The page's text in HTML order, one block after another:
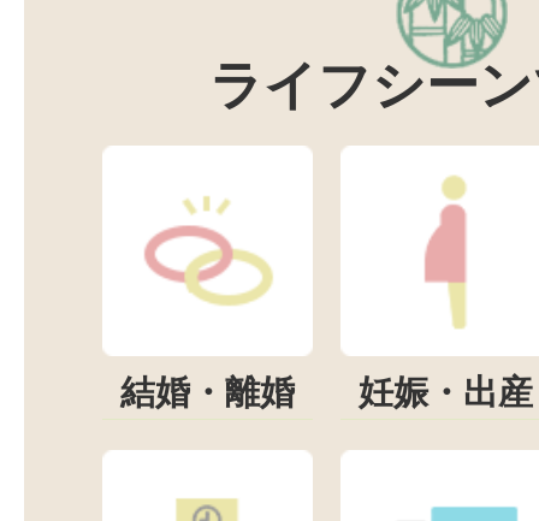
ライフシー
結婚・離婚 妊娠・出産